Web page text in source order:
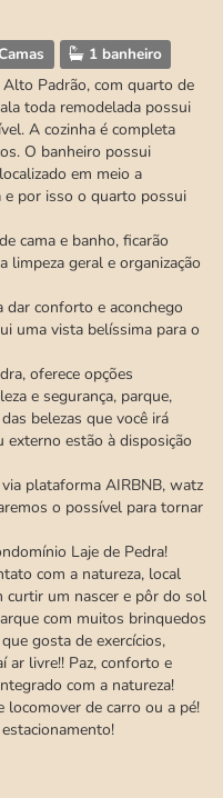
1 banheiro
Padrão, com quarto de
toda remodelada possui
A cozinha é completa
O banheiro possui
em meio a
e por isso o quarto possui
cama e banho, ficarão
limpeza geral e organização
conforto e aconchego
uma vista belíssima para o
oferece opções
e segurança, parque,
belezas que você irá
externo estão à disposição
plataforma AIRBNB, watz
o possível para tornar
Laje de Pedra!
com a natureza, local
curtir um nascer e pôr do sol
com muitos brinquedos
gosta de exercícios,
ar livre!! Paz, conforto e
com a natureza!
locomover de carro ou a pé!